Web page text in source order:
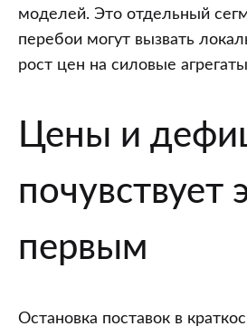
моделей. Это отдельный
перебои могут вызвать
рост цен на силовые
Цены и
почувствует
первым
Остановка поставок в